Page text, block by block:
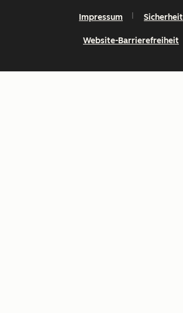
Impressum Sicherheit
Website-Barrierefreiheit